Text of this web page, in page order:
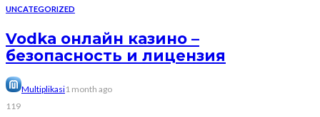
UNCATEGORIZED
Vodka онлайн казино –
безопасность и лицензия
Multiplikasi1 month ago
119